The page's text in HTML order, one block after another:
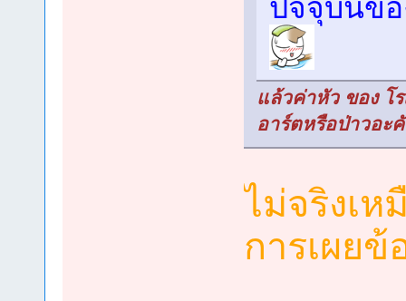
ปัจจุบันขอ
แล้วค่าหัว ของ โ
อาร์ตหรือป่าวอะ
ไม่จริงเ
การเผย